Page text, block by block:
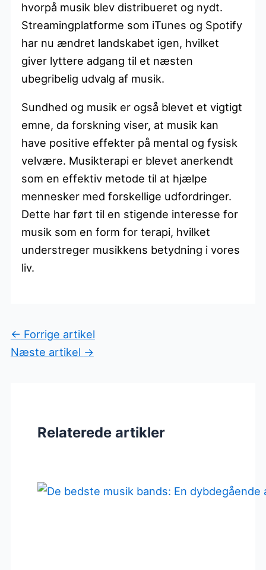
hvorpå musik blev distribueret og nydt.
Streamingplatforme som iTunes og Spotify
har nu ændret landskabet igen, hvilket
giver lyttere adgang til et næsten
ubegribelig udvalg af musik.
Sundhed og musik er også blevet et vigtigt
emne, da forskning viser, at musik kan
have positive effekter på mental og fysisk
velvære. Musikterapi er blevet anerkendt
som en effektiv metode til at hjælpe
mennesker med forskellige udfordringer.
Dette har ført til en stigende interesse for
musik som en form for terapi, hvilket
understreger musikkens betydning i vores
liv.
← Forrige artikel
Næste artikel →
Relaterede artikler